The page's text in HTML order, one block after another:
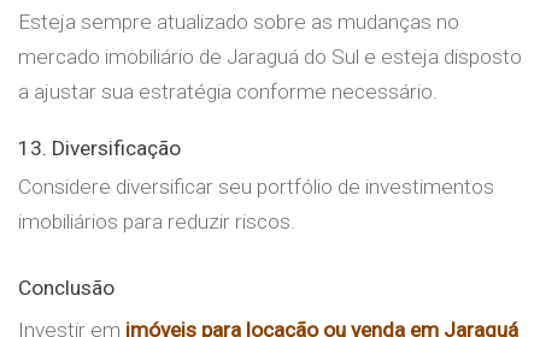
Esteja sempre atualizado sobre as mudanças no
mercado imobiliário de Jaraguá do Sul e esteja disposto
a ajustar sua estratégia conforme necessário.
13. Diversificação
Considere diversificar seu portfólio de investimentos
imobiliários para reduzir riscos.
Conclusão
Investir em imóveis para locação ou venda em Jaraguá